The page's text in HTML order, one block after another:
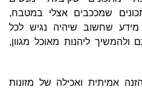
שמככבים אצלי במטבח,
מידע שחשוב שיהיה נגיש לכל
ליהנות מאוכל מגוון,
אמיתית ואכילה של מזונות